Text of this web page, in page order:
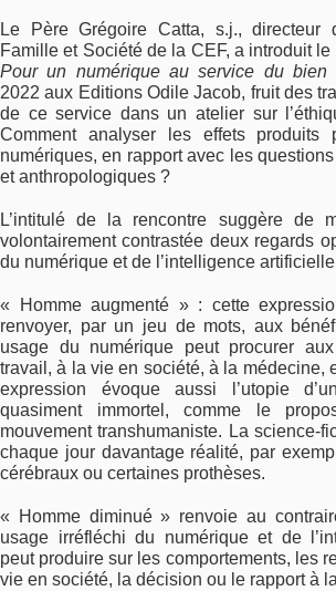
Le Père Grégoire Catta, s.j., directeur
Famille et Société de la CEF, a introduit
Pour un numérique au service du bien
2022 aux Editions Odile Jacob, fruit des
de ce service dans un atelier sur
Comment analyser les effets produits
numériques, en rapport avec les
et anthropologiques ?
L’intitulé de la rencontre suggère de
volontairement contrastée deux regards
du numérique et de l’intelligence artificielle
« Homme augmenté » : cette
renvoyer, par un jeu de mots, aux
usage du numérique peut procurer
travail, à la vie en société, à la médecine,
expression évoque aussi l’utopie
quasiment immortel, comme le
mouvement transhumaniste. La science-
chaque jour davantage réalité, par
cérébraux ou certaines prothèses.
« Homme diminué » renvoie au
usage irréfléchi du numérique et de
peut produire sur les comportements, les
vie en société, la décision ou le rapport à